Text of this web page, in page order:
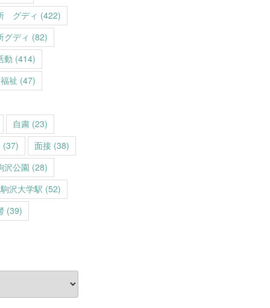
グディ (422)
グディ (82)
動 (414)
福祉 (47)
自粛 (23)
(37) 面接 (38)
沢公園 (28)
駒沢大学駅 (52)
(39)